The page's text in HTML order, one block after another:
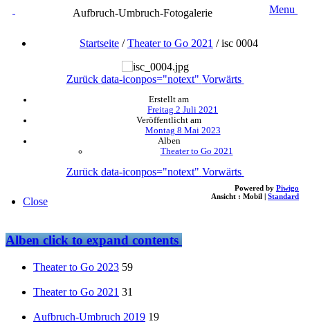
Aufbruch-Umbruch-Fotogalerie Menu
Startseite /Theater to Go 2021 /isc 0004
Zurück data-iconpos="notext" Vorwärts
Erstellt am
Freitag 2 Juli 2021
Veröffentlicht am
Montag 8 Mai 2023
Alben
Theater to Go 2021
Zurück data-iconpos="notext" Vorwärts
Powered by Piwigo
Ansicht : Mobil | Standard
Close
Albenclick to expand contents
Theater to Go 2023 59
Theater to Go 2021 31
Aufbruch-Umbruch 2019 19